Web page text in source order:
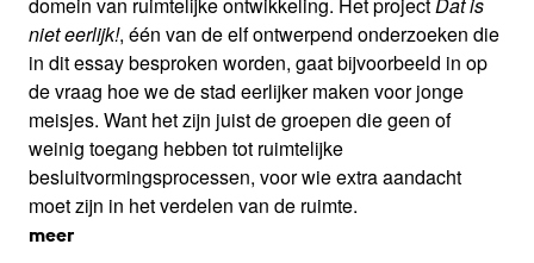
niet eerlijk!, één van de elf ontwerpend onderzoeken die
in dit essay besproken worden, gaat bijvoorbeeld in op
de vraag hoe we de stad eerlijker maken voor jonge
meisjes. Want het zijn juist de groepen die geen of
weinig toegang hebben tot ruimtelijke
besluitvormingsprocessen, voor wie extra aandacht
moet zijn in het verdelen van de ruimte.
meer